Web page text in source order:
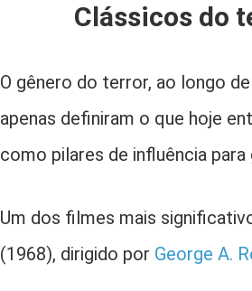
Clássicos do
O gênero do terror, ao longo
apenas definiram o que hoje
como pilares de influência
Um dos filmes mais
(1968), dirigido por George A.